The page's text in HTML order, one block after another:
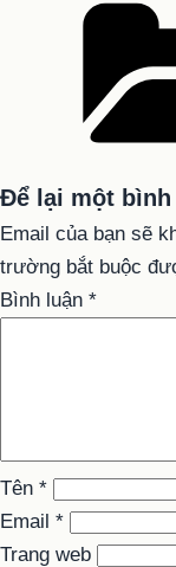
Để lại một bình
Email của bạn sẽ
trường bắt buộc
Bình luận *
Tên *
Email *
Trang web